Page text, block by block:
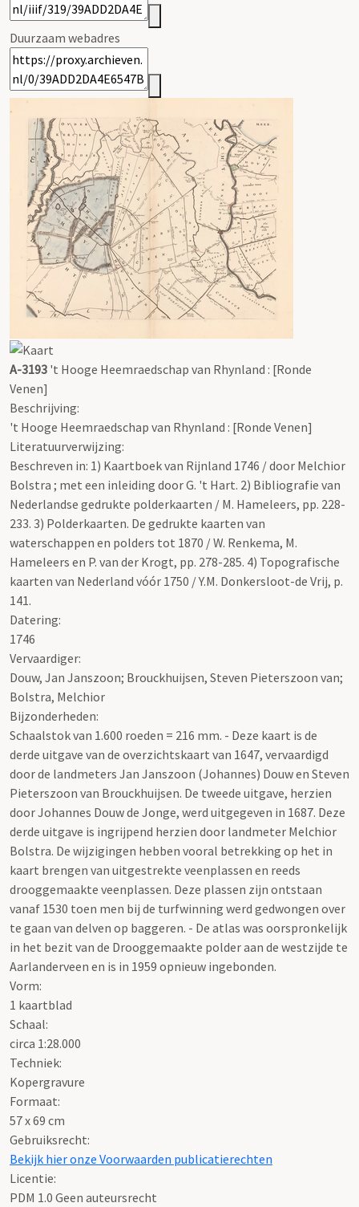
Duurzaam webadres
A-3193 't Hooge Heemraedschap van Rhynland : [Ronde
Venen]
Beschrijving:
't Hooge Heemraedschap van Rhynland : [Ronde Venen]
Literatuurverwijzing:
Beschreven in: 1) Kaartboek van Rijnland 1746 / door Melchior
Bolstra ; met een inleiding door G. 't Hart. 2) Bibliografie van
Nederlandse gedrukte polderkaarten / M. Hameleers, pp. 228-
233. 3) Polderkaarten. De gedrukte kaarten van
waterschappen en polders tot 1870 / W. Renkema, M.
Hameleers en P. van der Krogt, pp. 278-285. 4) Topografische
kaarten van Nederland vóór 1750 / Y.M. Donkersloot-de Vrij, p.
141.
Datering:
1746
Vervaardiger:
Douw, Jan Janszoon; Brouckhuijsen, Steven Pieterszoon van;
Bolstra, Melchior
Bijzonderheden:
Schaalstok van 1.600 roeden = 216 mm. - Deze kaart is de
derde uitgave van de overzichtskaart van 1647, vervaardigd
door de landmeters Jan Janszoon (Johannes) Douw en Steven
Pieterszoon van Brouckhuijsen. De tweede uitgave, herzien
door Johannes Douw de Jonge, werd uitgegeven in 1687. Deze
derde uitgave is ingrijpend herzien door landmeter Melchior
Bolstra. De wijzigingen hebben vooral betrekking op het in
kaart brengen van uitgestrekte veenplassen en reeds
drooggemaakte veenplassen. Deze plassen zijn ontstaan
vanaf 1530 toen men bij de turfwinning werd gedwongen over
te gaan van delven op baggeren. - De atlas was oorspronkelijk
in het bezit van de Drooggemaakte polder aan de westzijde te
Aarlanderveen en is in 1959 opnieuw ingebonden.
Vorm:
1 kaartblad
Schaal:
circa 1:28.000
Techniek:
Kopergravure
Formaat:
57 x 69 cm
Gebruiksrecht:
Bekijk hier onze Voorwaarden publicatierechten
Licentie:
PDM 1.0 Geen auteursrecht